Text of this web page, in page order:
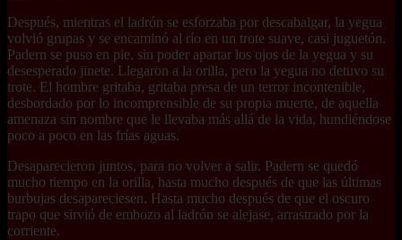
Después, mientras el ladrón se esforzaba por descabalgar, la yegua
volvió grupas y se encaminó al río en un trote suave, casi juguetón.
Padern se puso en pie, sin poder apartar los ojos de la yegua y su
desesperado jinete. Llegaron a la orilla, pero la yegua no detuvo su
trote. El hombre gritaba, gritaba presa de un terror incontenible,
desbordado por lo incomprensible de su propia muerte, de aquella
amenaza sin nombre que le llevaba más allá de la vida, hundiéndose
poco a poco en las frías aguas.
Desaparecieron juntos, para no volver a salir. Padern se quedó
mucho tiempo en la orilla, hasta mucho después de que las últimas
burbujas desapareciesen. Hasta mucho después de que el oscuro
trapo que sirvió de embozo al ladrón se alejase, arrastrado por la
corriente.